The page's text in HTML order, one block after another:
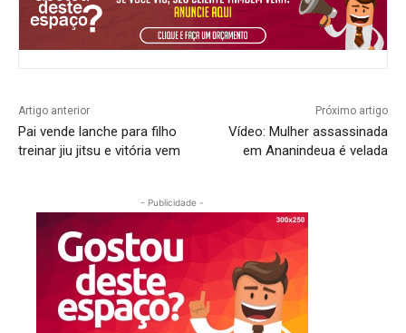
Artigo anterior
Pai vende lanche para filho
treinar jiu jitsu e vitória vem
Próximo artigo
Vídeo: Mulher assassinada
em Ananindeua é velada
- Publicidade -